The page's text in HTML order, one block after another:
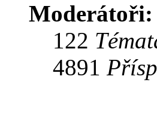
Moderátoři:
122
4891